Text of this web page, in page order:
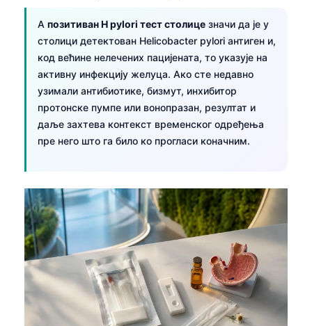
A позитиван H pylori тест столице значи да је у
столици детектован Helicobacter pylori антиген и,
код већине нелечених пацијената, то указује на
активну инфекцију желуца. Ако сте недавно
узимали антибиотике, бизмут, инхибитор
протонске пумпе или вонопразан, резултат и
даље захтева контекст временског одређења
пре него што га било ко прогласи коначним.